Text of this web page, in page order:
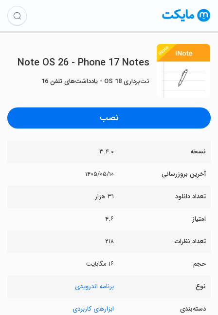
Note OS 26 - Phone 17 Notes
نت‌برداری OS 18 - یادداشت‌های تلفن 16
نصب
نسخه ۳.۴.۰
آخرین بروزرسانی ۱۴۰۵/۰۵/۱۰
تعداد دانلود ۳۱ هزار
امتیاز ۴.۶
تعداد نظرات ۲۱۸
حجم ۱۶ مگابایت
نوع برنامه اندرویدی
دسته‌بندی ابزارهای کاربردی